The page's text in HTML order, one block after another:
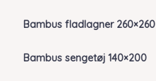
Bambus fladlagner 260×260
Bambus sengetøj 140×200